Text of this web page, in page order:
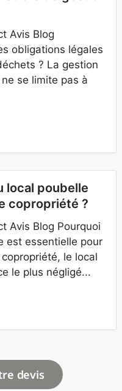
Avis Blog
obligations légales
? La gestion
se limite pas à
local poubelle
copropriété ?
Avis Blog Pourquoi
est essentielle pour
le local
le plus négligé...
devis